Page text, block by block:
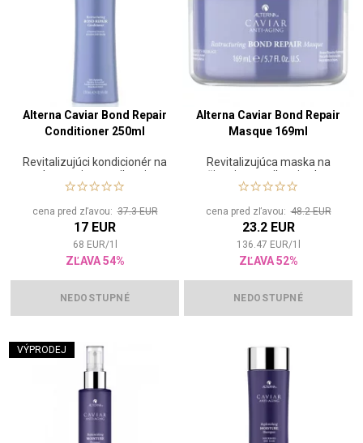
Alterna Caviar Bond Repair
Conditioner 250ml
Revitalizujúci kondicionér na
obnovenie a posilnenie
vlasov
cena pred zľavou:37.3 EUR
17 EUR
68 EUR/1
ZĽAVA 54%
NEDOSTUPNÉ
Alterna Caviar Bond Repair
Masque 169ml
Revitalizujúca maska na
vyživenie a posilnenie vlasov
cena pred zľavou:48.2 EUR
23.2 EUR
136.47 EUR/1
ZĽAVA 52%
NEDOSTUPNÉ
VÝPRODEJ